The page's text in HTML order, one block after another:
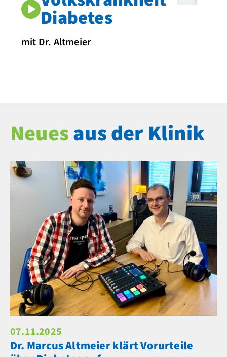
Diabetes
mit Dr. Altmeier
Neuesaus der Klinik
07.11.2025
Dr. Marcus Altmeier klärt Vorurteile